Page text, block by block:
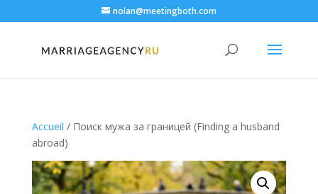
nolan@meetingboth.com
Accueil / Поиск мужа за границей (Finding a husband
abroad)